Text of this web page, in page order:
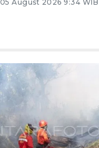
05 August 2026 9:34 WIB